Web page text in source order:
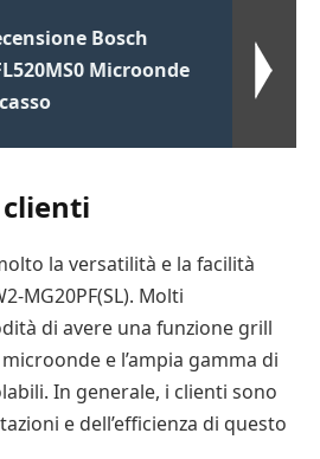
Bosch
Microonde
clienti
la versatilità e la facilità
MG20PF(SL). Molti
di avere una funzione grill
e l’ampia gamma di
In generale, i clienti sono
e dell’efficienza di questo